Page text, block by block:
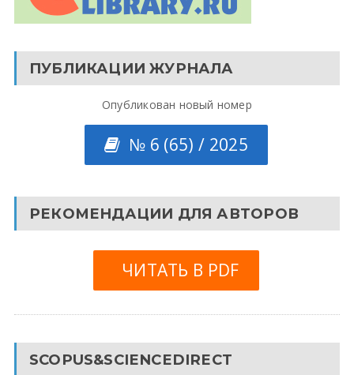
ПУБЛИКАЦИИ ЖУРНАЛА
Опубликован новый номер
№ 6 (65) / 2025
РЕКОМЕНДАЦИИ ДЛЯ АВТОРОВ
ЧИТАТЬ В PDF
SCOPUS&SCIENCEDIRECT